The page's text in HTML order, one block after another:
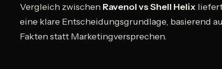
Vergleich zwischen Ravenol vs Shell Helix
eine klare Entscheidungsgrundlage, basierend
Fakten statt Marketingversprechen.